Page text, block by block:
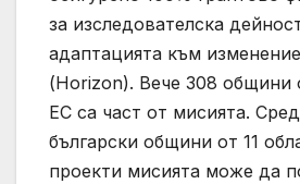
за изследователска
адаптацията към
(Horizon). Вече 308 общини
ЕС са част от мисията. Сред
български общини от 11
проекти мисията може да